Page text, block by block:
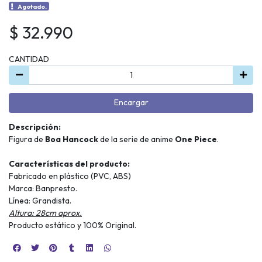
Agotado.
$ 32.990
CANTIDAD
Encargar
Descripción:
Figura de Boa Hancockde la serie de anime One Piece.
Características del producto:
Fabricado en plástico (PVC, ABS)
Marca: Banpresto.
Línea: Grandista.
Altura: 28cm aprox.
Producto estático y 100% Original.